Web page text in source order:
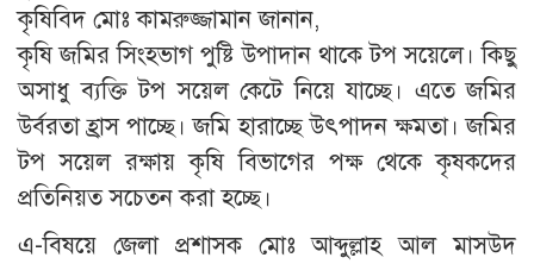
কৃষিবিদ মোঃ কামরুজ্জামান জানান,
কৃষি জমির সিংহভাগ পুষ্টি উপাদান থাকে টপ সয়েলে। কিছু
অসাধু ব্যক্তি টপ সয়েল কেটে নিয়ে যাচ্ছে। এতে জমির
উর্বরতা হ্রাস পাচ্ছে। জমি হারাচ্ছে উৎপাদন ক্ষমতা। জমির
টপ সয়েল রক্ষায় কৃষি বিভাগের পক্ষ থেকে কৃষকদের
প্রতিনিয়ত সচেতন করা হচ্ছে।
এ-বিষয়ে জেলা প্রশাসক মোঃ আব্দুল্লাহ আল মাসউদ